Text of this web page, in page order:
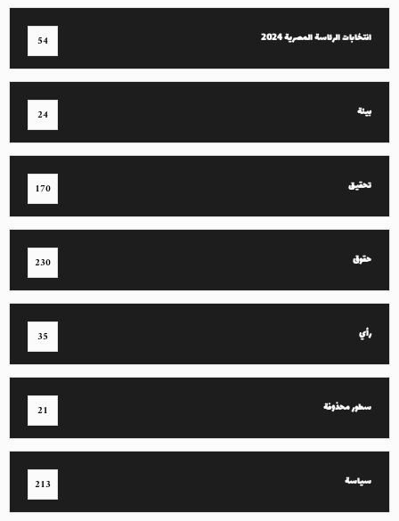
انتخابات الرئاسة المصرية 2024 54
بيئة 24
تحقيق 170
حقوق 230
رأي 35
سطور محذوفة 21
سياسة 213